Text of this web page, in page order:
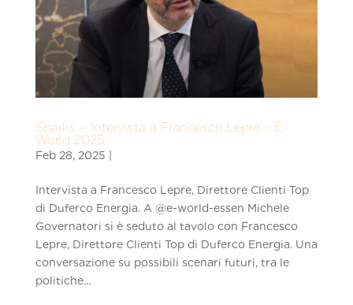
Sparks – Intervista a Francesco Lepre – E-
World 2025
Intervista a Francesco Lepre, Direttore Clienti Top
di Duferco Energia. A ‪@e-world-essen‬ Michele
Governatori si è seduto al tavolo con Francesco
Lepre, Direttore Clienti Top di Duferco Energia. Una
conversazione su possibili scenari futuri, tra le
politiche...